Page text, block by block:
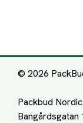
© 2026
Packbud
Bangårdsgatan